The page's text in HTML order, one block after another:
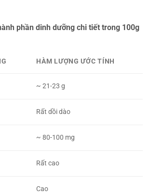
phần dinh dưỡng chi tiết trong 100g
HÀM LƯỢNG ƯỚC TÍNH
~ 21-23 g
Rất dồi dào
~ 80-100 mg
Rất cao
Cao